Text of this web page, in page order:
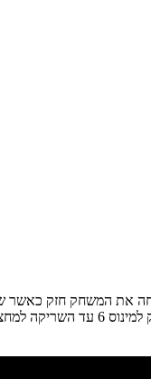
הנאגטס ברבע השני בהובלת שחקני